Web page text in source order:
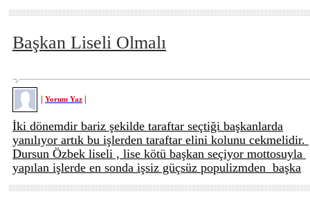
Başkan Liseli Olmalı
Yorum Yaz
İki dönemdir bariz şekilde taraftar seçtiği başkanlarda
yanılıyor artık bu işlerden taraftar elini kolunu cekmelidir.
Dursun Özbek liseli , lise kötü başkan seçiyor mottosuyla
yapılan işlerde en sonda işsiz güçsüz populizmden başka